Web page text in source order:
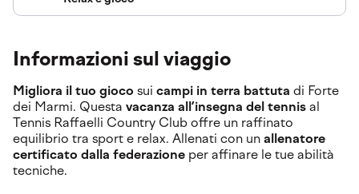
Informazioni sul viaggio
Migliora il tuo gioco sui campi in terra battuta di Forte
dei Marmi. Questa vacanza all’insegna del tennis al
Tennis Raffaelli Country Club offre un raffinato
equilibrio tra sport e relax. Allenati con un allenatore
certificato dalla federazione per affinare le tue abilità
tecniche.